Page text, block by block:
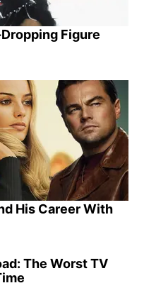
Figure
His Career With
The Worst TV